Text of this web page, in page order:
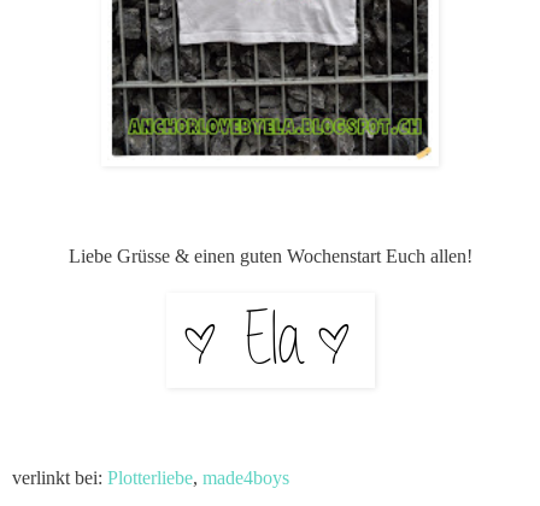
Liebe Grüsse & einen guten Wochenstart Euch allen!
verlinkt bei: Plotterliebe, made4boys